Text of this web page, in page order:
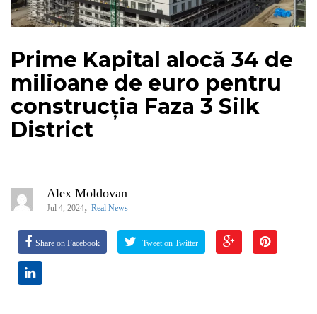
Prime Kapital alocă 34 de
milioane de euro pentru
construcția Faza 3 Silk
District
Alex Moldovan
Jul 4, 2024, Real News
Share on Facebook Tweet on Twitter